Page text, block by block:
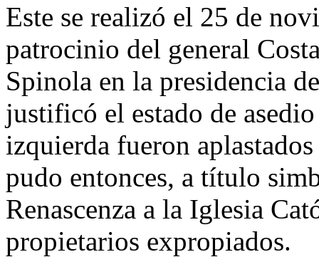
Este se realizó el 25 de
patrocinio del general
Spinola en la presidencia
justificó el estado de
izquierda fueron
pudo entonces, a título
Renascenza a la Iglesia
propietarios expropiados.